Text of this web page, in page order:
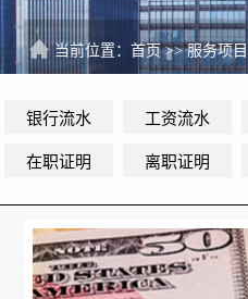
当前位置：首页>>服务项目
银行流水 工资流水
在职证明 离职证明